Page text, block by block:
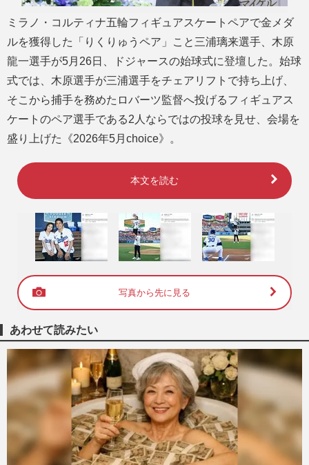
ミラノ・コルティナ五輪フィギュアスケートペアで金メダ
ルを獲得した「りくりゅうペア」こと三浦璃来選手、木原
龍一選手が5月26日、ドジャースの始球式に登壇した。始球
式では、木原選手が三浦選手をチェアリフトで持ち上げ、
そこから捕手を務めたロバーツ監督へ投げるフィギュアス
ケートのペア選手である2人ならではの投球を見せ、会場を
盛り上げた《2026年5月choice》。
本文を読む
写真から先に見る
あわせて読みたい